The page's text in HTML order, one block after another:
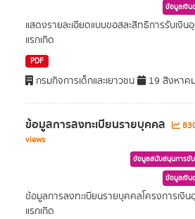
ข้อมูลเงิน
แสดงรายละเอียดแบบขอสละสิทธิการรับเงิน
แรกเกิด
PDF
กรมกิจการเด็กและเยาวชน 19 สิงหาค
ข้อมูลการลงทะเบียนรายบุคคล
views
ข้อมูลสนับสนุนการขับ
ข้อมูลเงิน
ข้อมูลการลงทะเบียนรายบุคคลโครงการเงิ
แรกเกิด